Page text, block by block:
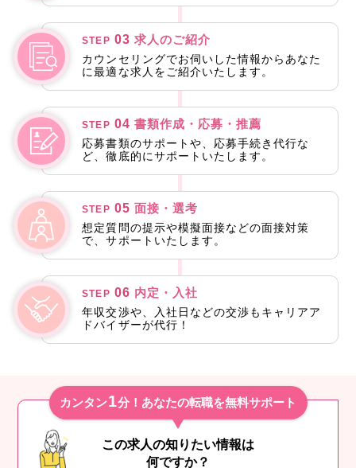
STEP 03 求人のご紹介
カウンセリングでお伺いした情報からあなた
に最適な求人をご紹介いたします。
STEP 04 書類作成・応募・推薦
応募書類のサポートや、応募手続き代行な
ど、徹底的にサポートいたします。
STEP 05 面接・選考
想定質問の提示や模擬面接などの面接対策
で、サポートいたします。
STEP 06 内定・入社
年収交渉や、入社日などの交渉もキャリアア
ドバイザーが代行！
カンタン1分！あなたの転職を無料サポート
この求人の知りたい情報は
何ですか？